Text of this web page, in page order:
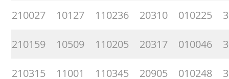
210027 10127 110236 20310 010225
210159 10509 110205 20317 010046
210315 11001 110345 20905 010248